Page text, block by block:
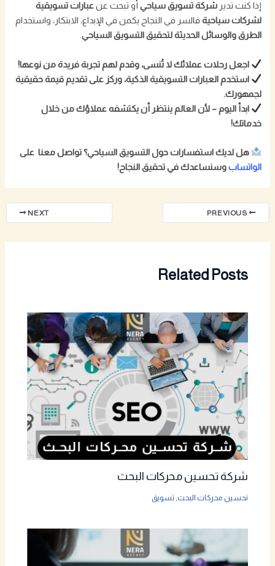
إذا كنت تديرشركة تسويق سياحيأو تبحث عنعبارات تسويقية
لشركات سياحيةفالسر في النجاح يكمن في الإبداع، الابتكار، واستخدام
الطرق والوسائل الحديثة لتحقيق التسويق السياحي.
اجعل رحلات عملائك لا تُنسى، وقدم لهم تجربة فريدة من نوعها!
استخدم العبارات التسويقية الذكية، وركز على تقديم قيمة حقيقية
لجمهورك.
ابدأ اليوم – لأن العالم ينتظر أن يكتشفه عملاؤك من خلال
خدماتك!
هل لديك استفسارات حول التسويق السياحي؟ تواصل معنا على
الواتسابوسنساعدك في تحقيق النجاح!
PREVIOUS
NEXT
Related Posts
شركة تحسين محركات البحث
تحسين محركات البحث,تسويق